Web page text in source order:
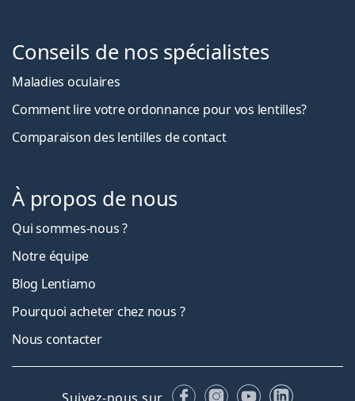
Conseils de nos spécialistes
Maladies oculaires
Comment lire votre ordonnance pour vos lentilles?
Comparaison des lentilles de contact
À propos de nous
Qui sommes-nous ?
Notre équipe
Blog Lentiamo
Pourquoi acheter chez nous ?
Nous contacter
FacebookInstagram
YouTubeLinkedIn